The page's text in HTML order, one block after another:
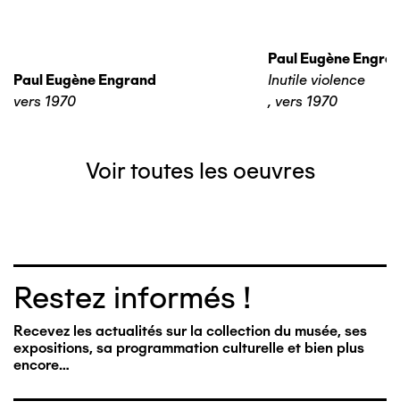
Paul Eugène Engrand
vers 1970
Paul Eugène
Inutile violence
, vers 1970
Voir toutes les oeuvres
Restez informés !
Recevez les actualités sur la collection du musée, ses
expositions, sa programmation culturelle et bien plus
encore…